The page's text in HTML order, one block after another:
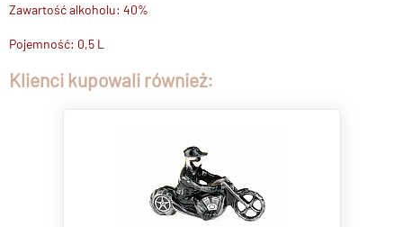
Zawartość alkoholu: 40%
Pojemność: 0,5 L
Klienci kupowali również: